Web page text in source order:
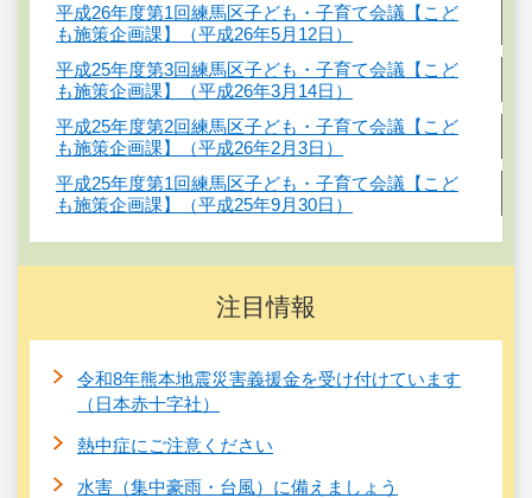
平成26年度第1回練馬区子ども・子育て会議【こど
も施策企画課】（平成26年5月12日）
平成25年度第3回練馬区子ども・子育て会議【こど
も施策企画課】（平成26年3月14日）
平成25年度第2回練馬区子ども・子育て会議【こど
も施策企画課】（平成26年2月3日）
平成25年度第1回練馬区子ども・子育て会議【こど
も施策企画課】（平成25年9月30日）
注目情報
令和8年熊本地震災害義援金を受け付けています
（日本赤十字社）
熱中症にご注意ください
水害（集中豪雨・台風）に備えましょう